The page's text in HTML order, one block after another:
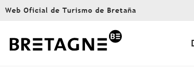
Aller
principal
Web Oficial de Turismo de Bretaña